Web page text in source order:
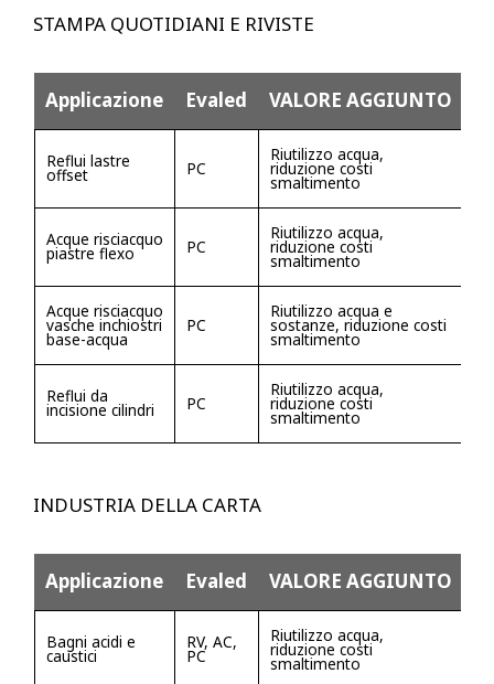
STAMPA QUOTIDIANI E RIVISTE
Applicazione Evaled VALORE AGGIUNTO
Reflui lastre
offset PC
Riutilizzo acqua,
riduzione costi
smaltimento
Acque risciacquo
piastre flexo PC
Riutilizzo acqua,
riduzione costi
smaltimento
Acque risciacquo
vasche inchiostri
base-acqua
PC
Riutilizzo acqua e
sostanze, riduzione costi
smaltimento
Reflui da
incisione cilindri PC
Riutilizzo acqua,
riduzione costi
smaltimento
INDUSTRIA DELLA CARTA
Applicazione Evaled VALORE AGGIUNTO
Bagni acidi e
caustici
RV, AC,
PC
Riutilizzo acqua,
riduzione costi
smaltimento